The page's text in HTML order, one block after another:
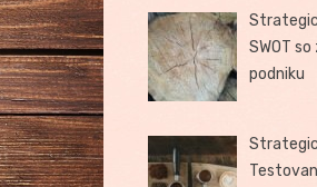
SWOT
podniku